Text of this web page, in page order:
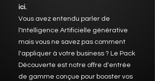
ici.
Vous avez entendu parler de
l'Intelligence Artificielle générative
mais vous ne savez pas comment
l'appliquer à votre business ? Le Pack
Découverte est notre offre d'entrée
de gamme conçue pour booster vos